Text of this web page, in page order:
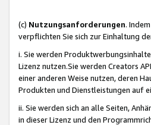
(c) Nutzungsanforderungen.
verpflichten Sie sich zur Einhaltung
i. Sie werden
Lizenz nutzen.Sie werden Creators
einer anderen Weise nutzen, deren
Produkten und Dienstleistungen auf
ii. Sie werden sich an alle Seiten,
in dieser Lizenz und den